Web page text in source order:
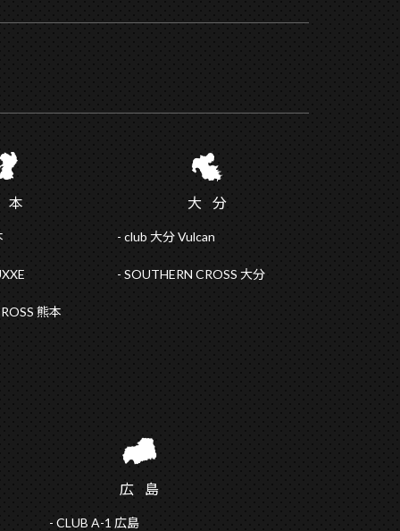
本
熊本
大分
club 大分 Vulcan
SOUTHERN CROSS 大分
広 島
CLUB A-1 広島